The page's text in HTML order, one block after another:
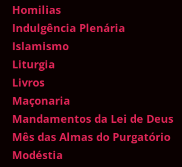
Homilias
Indulgência Plenária
Islamismo
Liturgia
Livros
Maçonaria
Mandamentos da Lei de Deus
Mês das Almas do Purgatório
Modéstia